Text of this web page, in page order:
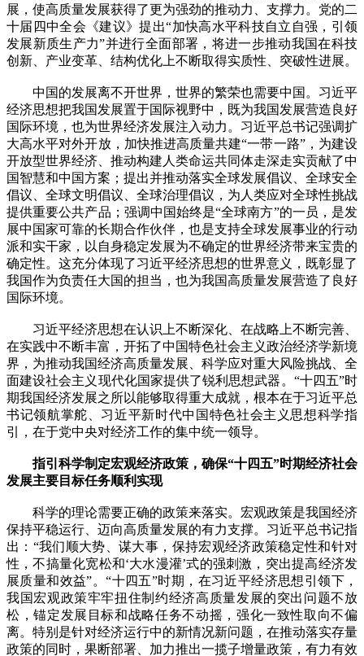
展，使高质量发展获得了更为强劲的推动力、支撑力。党的二
十届四中全会《建议》提出“加快高水平科技自立自强，引领
发展新质生产力”并进行全面部署，将进一步推动我国在科技
创新、产业变革、结构优化上不断取得实质性、突破性进展。
中国的发展离不开世界，世界的繁荣也需要中国。习近平
经济思想把我国发展置于国际视野中，既为我国发展营造良好
国际环境，也为世界经济发展注入动力。习近平总书记强调扩
大高水平对外开放，加快推进高质量共建“一带一路”，为建设
开放型世界经济、推动构建人类命运共同体走深走实贡献了中
国智慧和中国方案；提出并推动落实全球发展倡议、全球安全
倡议、全球文明倡议、全球治理倡议，为人类应对全球性挑战
提供重要公共产品；强调中国始终是“全球南方”的一员，是发
展中国家可靠的长期合作伙伴，也是支持全球发展事业的行动
派和实干家，以自身稳定发展为不确定的世界经济带来宝贵的
确定性。这充分体现了习近平经济思想的世界意义，既彰显了
我国作为负责任大国的担当，也为我国高质量发展营造了良好
国际环境。
习近平经济思想在认识上不断深化、在战略上不断完善、
在实践中不断丰富，开拓了中国特色社会主义政治经济学新境
界，为推动我国经济高质量发展、科学应对重大风险挑战、全
面建设社会主义现代化国家提供了锐利思想武器。“十四五”时
期我国经济发展之所以能够取得重大成就，根本在于习近平总
书记领航掌舵、习近平新时代中国特色社会主义思想科学指
引，在于党中央对经济工作的集中统一领导。
指引科学制定宏观经济政策，确保“十四五”时期经济社会
发展主要目标任务顺利实现
科学的理论需要正确的政策来落实。宏观政策是我国经济
保持平稳运行、迈向高质量发展的有力支撑。习近平总书记指
出：“我们顺大势、谋大事，保持宏观经济政策稳定性和针对
性，不搞量化宽松和‘大水漫灌’式的强刺激，突出提高经济发
展质量和效益”。“十四五”时期，在习近平经济思想引领下，
我国宏观政策牢牢扭住制约经济高质量发展的突出问题不放
松，锚定发展目标和战略任务不动摇，强化一致性取向不偏
离。特别是针对经济运行中的新情况新问题，在推动落实存量
政策的同时，果断部署、加力推出一揽子增量政策，有力有效